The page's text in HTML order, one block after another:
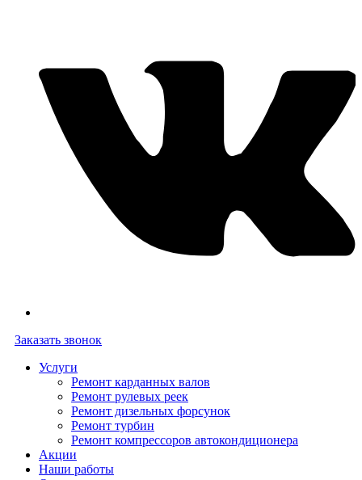
Заказать звонок
Услуги
Ремонт карданных валов
Ремонт рулевых реек
Ремонт дизельных форсунок
Ремонт турбин
Ремонт компрессоров автокондиционера
Акции
Наши работы